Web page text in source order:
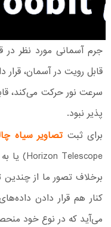
قابل رویت در آسمان،
سرعت نور حرکت می‌کند،
پذیر نبود.
برای ثبت تصاویر سیاه
برخلاف تصور ما از چندین
کنار هم قرار دادن
می‌آید که در نوع خود